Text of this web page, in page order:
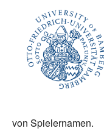
von Spielernamen.